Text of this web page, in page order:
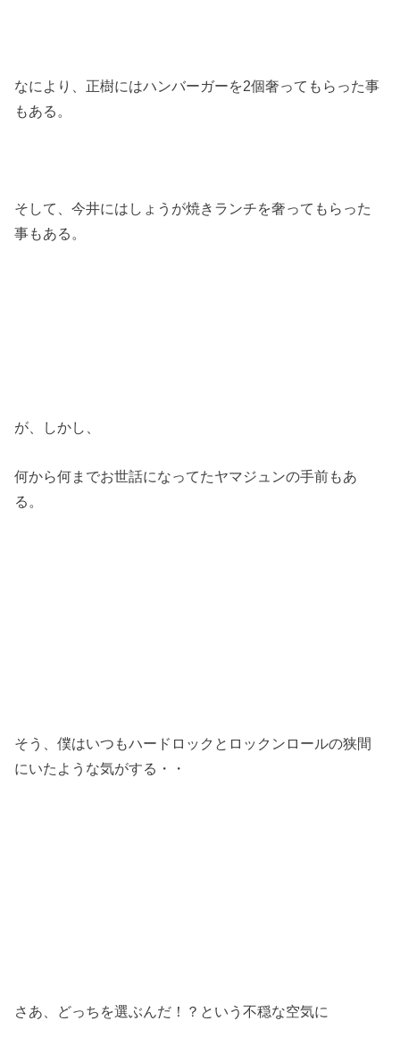
なにより、正樹にはハンバーガーを2個奢ってもらった事
もある。
そして、今井にはしょうが焼きランチを奢ってもらった
事もある。
が、しかし、
何から何までお世話になってたヤマジュンの手前もあ
る。
そう、僕はいつもハードロックとロックンロールの狭間
にいたような気がする・・
さあ、どっちを選ぶんだ！？という不穏な空気に